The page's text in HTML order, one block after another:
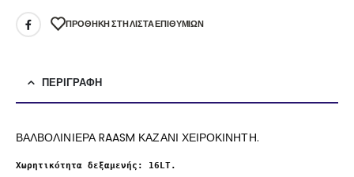
ΠΡΌΘΉΚΗ ΣΤΗ ΛΊΣΤΑ ΕΠΙΘΥΜΙΏΝ
ΠΕΡΙΓΡΑΦΉ
ΒΑΛΒΟΛΙΝΙΕΡΑ RAASM ΚΑΖΑΝΙ ΧΕΙΡΟΚΙΝΗΤΗ.
Χωρητικότητα δεξαμενής: 16LT.